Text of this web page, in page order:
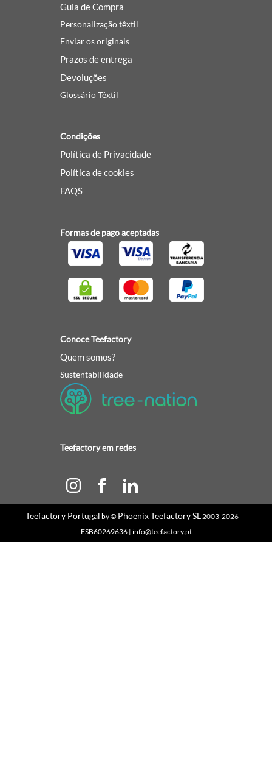
Guia de Compra
Personalização têxtil
Enviar os originais
Prazos de entrega
Devoluções
Glossário Têxtil
Condições
Política de Privacidade
Política de cookies
FAQS
Formas de pago aceptadas
Conoce Teefactory
Quem somos?
Sustentabilidade
Teefactory em redes
Teefactory Portugal by © Phoenix Teefactory SL2003-2026
ESB60269636 | info@teefactory.pt